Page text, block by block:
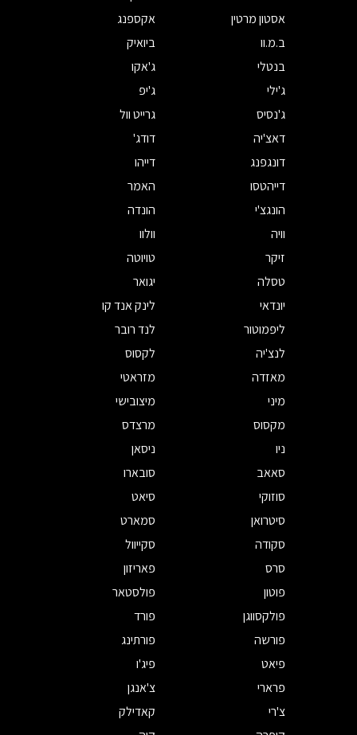
אסטון מרטין
אקספנג
ב.מ.וו
ביואיק
בנטלי
ג'אקו
ג'ילי
ג'יפ
ג'נסיס
גרייט וול
דאצ'יה
דודג'
דונגפנג
דייהו
דייהטסו
האמר
הונגצ'י
הונדה
וויה
וולוו
זיקר
טויוטה
טסלה
יגואר
יונדאי
לינק אנד קו
ליפמוטור
לנד רובר
לנצ'יה
לקסוס
מאזדה
מזראטי
מיני
מיצובישי
מקסוס
מרצדס
ניו
ניסאן
סאאב
סובארו
סוזוקי
סיאט
סיטרואן
סמארט
סקודה
סקייוול
סרס
פאריזון
פוטון
פולסטאר
פולקסווגן
פורד
פורשה
פורתינג
פיאט
פיג'ו
פרארי
צ'אנגן
צ'רי
קאדילק